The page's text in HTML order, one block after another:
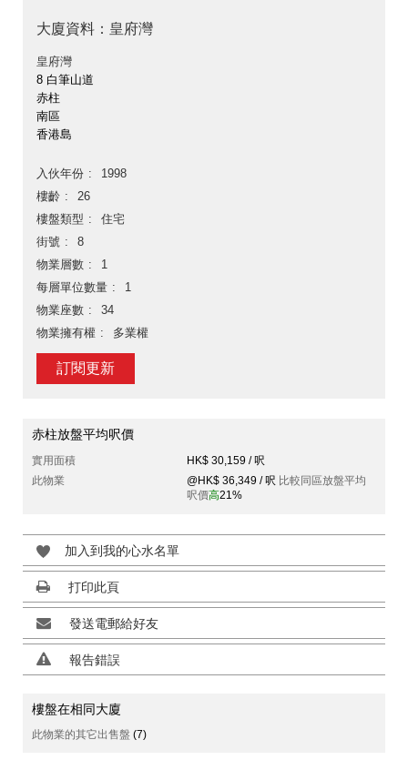
大廈資料：皇府灣
皇府灣
8 白筆山道
赤柱
南區
香港島
入伙年份
1998
樓齡
26
樓盤類型
住宅
街號
8
物業層數
1
每層單位數量
1
物業座數
34
物業擁有權
多業權
訂閱更新
赤柱放盤平均呎價
實用面積
HK$ 30,159 / 呎
此物業
@HK$ 36,349 / 呎 比較同區放盤平均
呎價高21%
加入到我的心水名單
打印此頁
發送電郵給好友
報告錯誤
樓盤在相同大廈
此物業的其它出售盤 (7)